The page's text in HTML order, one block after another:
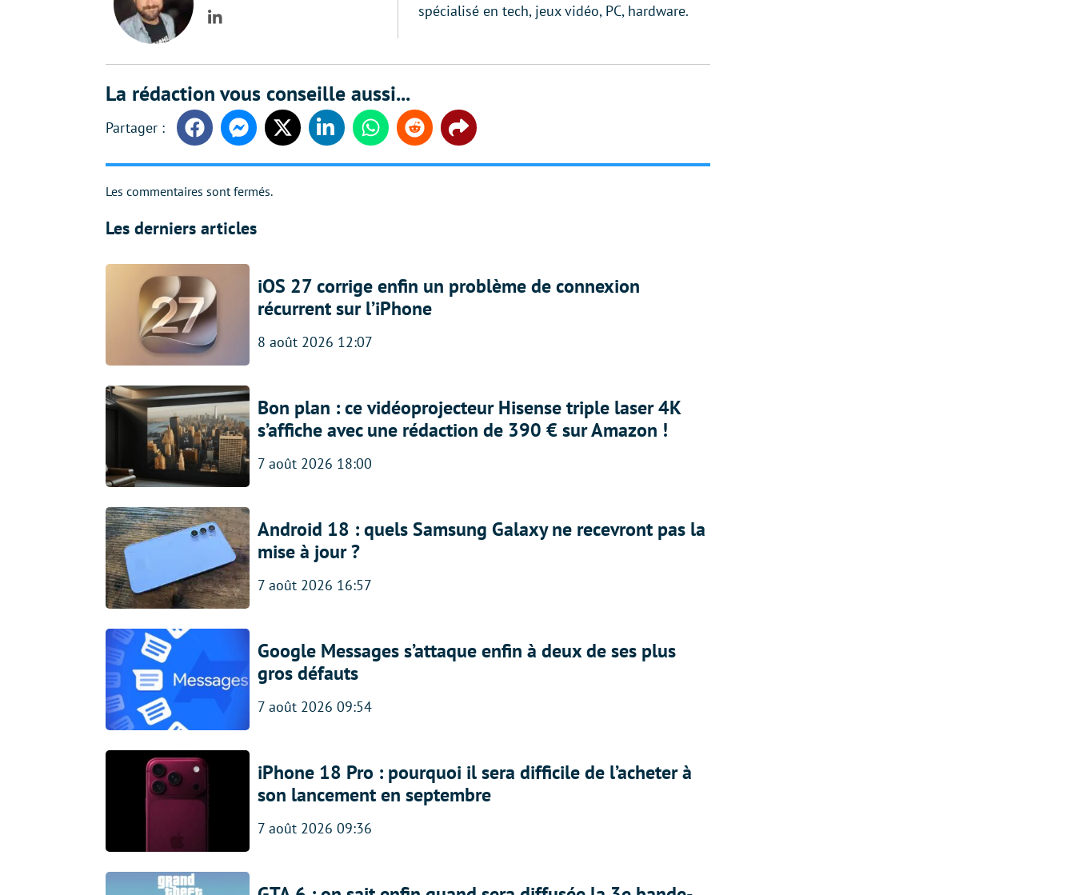
LinkedIn
spécialisé en tech, jeux vidéo, PC, hardware.
La rédaction vous conseille aussi...
FacebookMessengerTwitter LinkedinWhatsappReddit Share
Les commentaires sont fermés.
Les derniers articles
iOS 27 corrige enfin un problème de connexion
récurrent sur l’iPhone
8 août 2026 12:07
Bon plan : ce vidéoprojecteur Hisense triple laser 4K
s’affiche avec une rédaction de 390 € sur Amazon !
7 août 2026 18:00
Android 18 : quels Samsung Galaxy ne recevront pas la
mise à jour ?
7 août 2026 16:57
Google Messages s’attaque enfin à deux de ses plus
gros défauts
7 août 2026 09:54
iPhone 18 Pro : pourquoi il sera difficile de l’acheter à
son lancement en septembre
7 août 2026 09:36